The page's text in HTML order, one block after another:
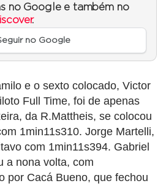
no Google e também no
.
no Google
e o sexto colocado, Victor
Full Time, foi de apenas
da R.Mattheis, se colocou
1min11s310. Jorge Martelli,
com 1min11s394. Gabriel
a nona volta, com
por Cacá Bueno, que fechou